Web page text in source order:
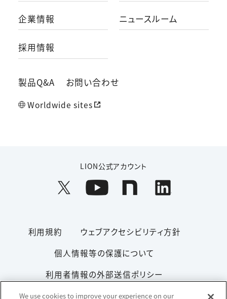
企業情報 ニュースルーム
採用情報
製品Q&A お問い合わせ
Worldwide sites
LION公式アカウント
利用規約
ウェブアクセシビリティ方針
個人情報等の保護について
利用者情報の外部送信ポリシー
ソーシャルメディアポリシー
サイトマップ
We use cookies to improve your experience on our